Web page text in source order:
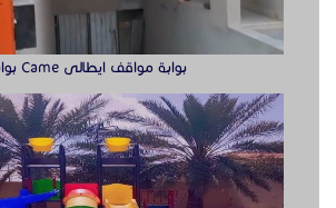
بوابة مواقف ايطالى Came بوابه